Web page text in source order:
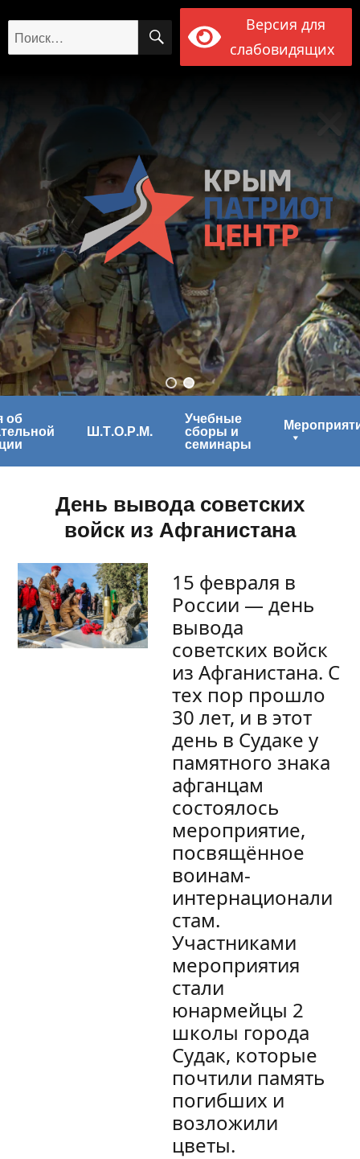
Искать: ПОИСК
Версия для
слабовидящих
об
Ш.Т.О.Р.М.
Учебные
сборы и
семинары
День вывода советских
войск из Афганистана
15 февраля в
России — день
вывода
советских войск
из Афганистана. С
тех пор прошло
30 лет, и в этот
день в Судаке у
памятного знака
афганцам
состоялось
мероприятие,
посвящённое
воинам-
интернационали
стам.
Участниками
мероприятия
стали
юнармейцы 2
школы города
Судак, которые
почтили память
погибших и
возложили
цветы.